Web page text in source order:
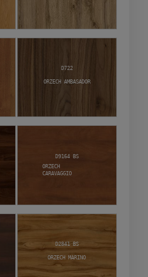
Orzech Ambasador
D722
Orzech
Caravaggio
D9164 BS
Orzech Marino
D2841 BS